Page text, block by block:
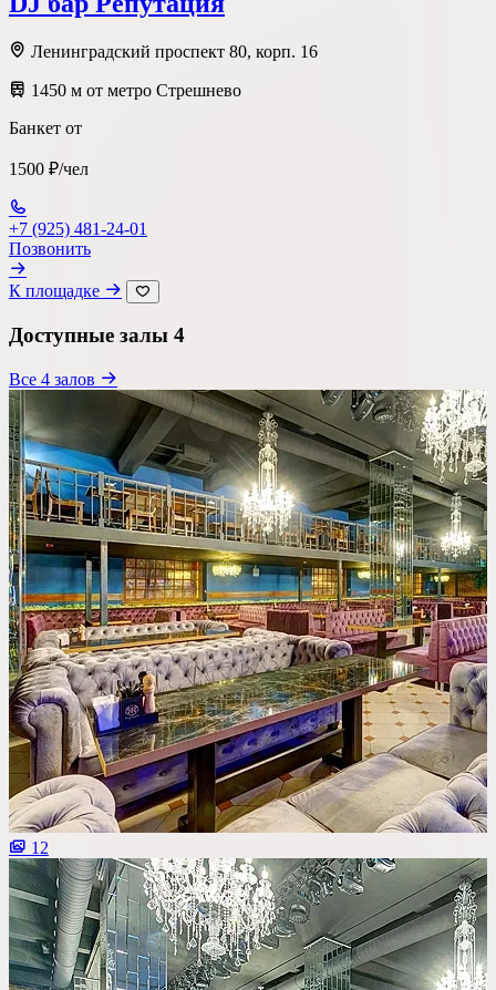
Метро Район Округ
Тип площадки
Банкетный зал
Лофт
до 150 чел
Бюджет на персону
—
Важные условия
Танцпол
Со сценой
Со своим алкоголем
С живой музыкой
С панорамным видом
С детской комнатой
С шоу программой
Своя парковка
Показать100площадок Сбросить все фильтры
Ленинградский проспект 80, корп. 16
1450 м от метро Стрешнево
Банкет от
1500 ₽/чел
+7 (925) 481-24-01
Позвонить
К площадке
Доступные залы 4
Все 4 залов
12